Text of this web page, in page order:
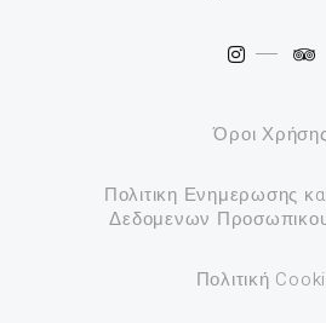
Όροι
Πολιτικη Ενημερωσης
Δεδομενων
Πολιτική